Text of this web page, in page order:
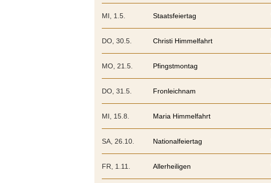
MI, 1.5. Staatsfeiertag
DO, 30.5. Christi Himmelfahrt
MO, 21.5. Pfingstmontag
DO, 31.5. Fronleichnam
MI, 15.8. Maria Himmelfahrt
SA, 26.10. Nationalfeiertag
FR, 1.11. Allerheiligen